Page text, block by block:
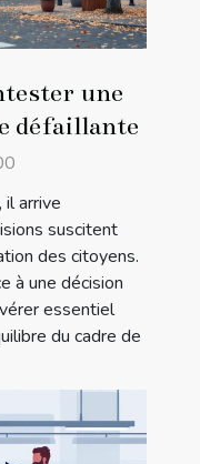
une
défaillante
il arrive
suscitent
des citoyens.
à une décision
essentiel
du cadre de